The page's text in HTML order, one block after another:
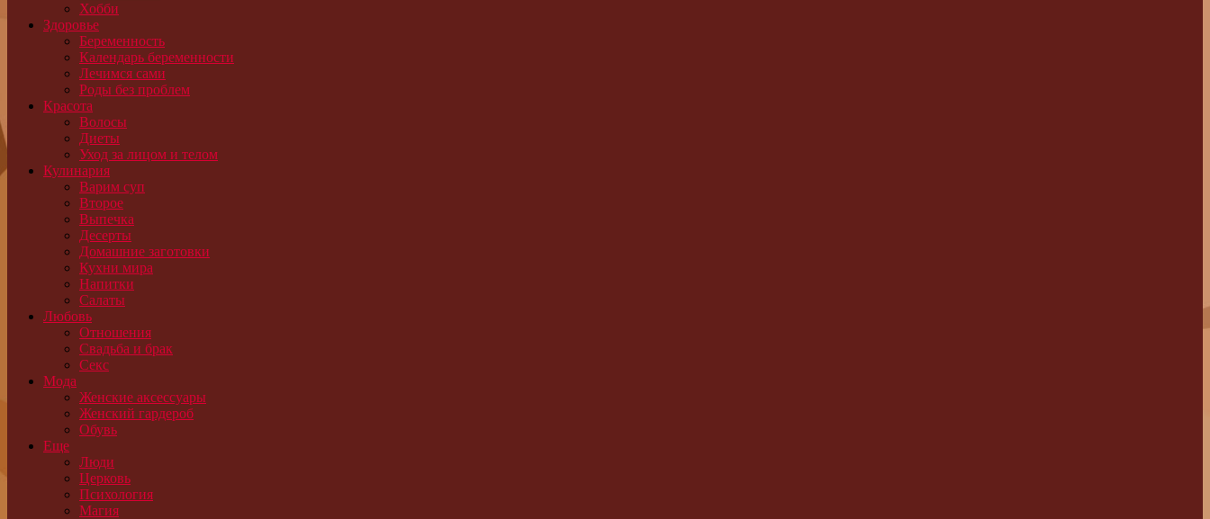
Хобби
Здоровье
Беременность
Календарь беременности
Лечимся сами
Роды без проблем
Красота
Волосы
Диеты
Уход за лицом и телом
Кулинария
Варим суп
Второе
Выпечка
Десерты
Домашние заготовки
Кухни мира
Напитки
Салаты
Любовь
Отношения
Свадьба и брак
Секс
Мода
Женские аксессуары
Женский гардероб
Обувь
Еще
Люди
Церковь
Психология
Магия